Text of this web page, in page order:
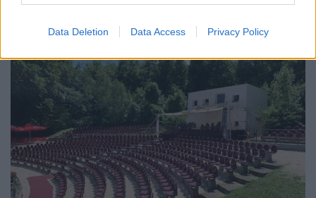
Data Deletion Data Access Privacy Policy